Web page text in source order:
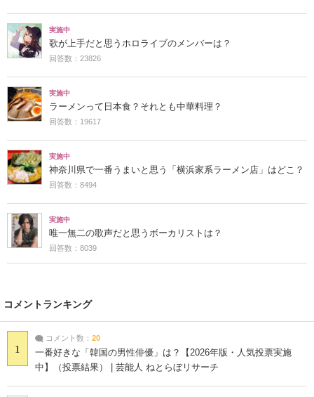
実施中
歌が上手だと思うホロライブのメンバーは？
回答数：23826
実施中
ラーメンって日本食？それとも中華料理？
回答数：19617
実施中
神奈川県で一番うまいと思う「横浜家系ラーメン店」はどこ？
回答数：8494
実施中
唯一無二の歌声だと思うボーカリストは？
回答数：8039
コメントランキング
1
コメント数： 20
一番好きな「韓国の男性俳優」は？【2026年版・人気投票実施
中】（投票結果） | 芸能人 ねとらぼリサーチ